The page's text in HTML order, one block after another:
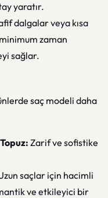
yaratır.
dalgalar veya kısa
zaman
sağlar.
saç modeli daha
Zarif ve sofistike
saçlar için hacimli
ve etkileyici bir